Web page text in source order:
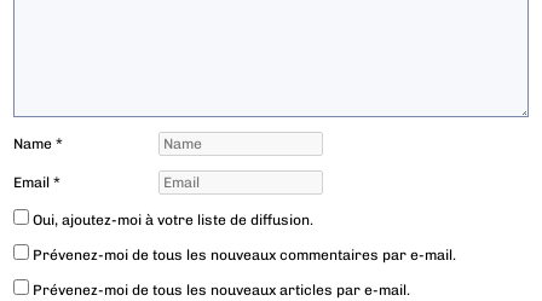
Name*
Email*
Oui, ajoutez-moi à votre liste de diffusion.
Prévenez-moi de tous les nouveaux commentaires par e-mail.
Prévenez-moi de tous les nouveaux articles par e-mail.